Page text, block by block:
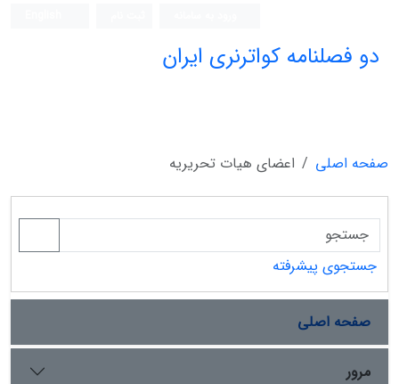
دو فصلنامه کواترنری ایران
صفحه اصلی اعضای هیات تحریریه
جستجوی پیشرفته
صفحه اصلی
مرور